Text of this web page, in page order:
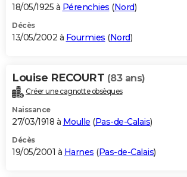
18/05/1925 à Pérenchies (Nord)
Décès
13/05/2002 à Fourmies (Nord)
Louise RECOURT (83 ans)
Créer une cagnotte obsèques
Naissance
27/03/1918 à Moulle (Pas-de-Calais)
Décès
19/05/2001 à Harnes (Pas-de-Calais)